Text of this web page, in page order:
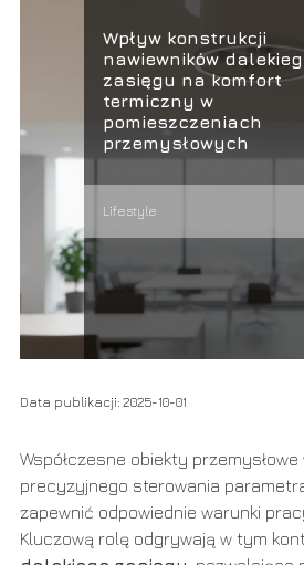
Wpływ konstrukcji
nawiewników
zasięgu na komfort
termiczny w
pomieszczeniach
przemysłowych
Lifestyle
Data publikacji: 2025-10-01
Współczesne obiekty przemysłowe
precyzyjnego sterowania
zapewnić odpowiednie warunki
Kluczową rolę odgrywają w tym